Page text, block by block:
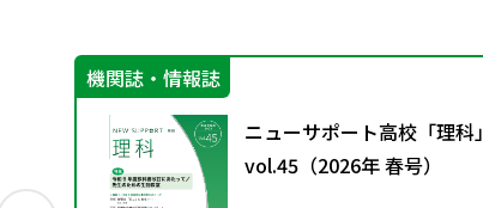
機関誌・情報誌
ニューサポート高校「理科」
vol.45（2026年 春号）